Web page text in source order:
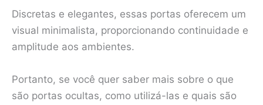
Discretas e elegantes, essas portas oferecem um
visual minimalista, proporcionando continuidade e
amplitude aos ambientes.
Portanto, se você quer saber mais sobre o que
são portas ocultas, como utilizá-las e quais são